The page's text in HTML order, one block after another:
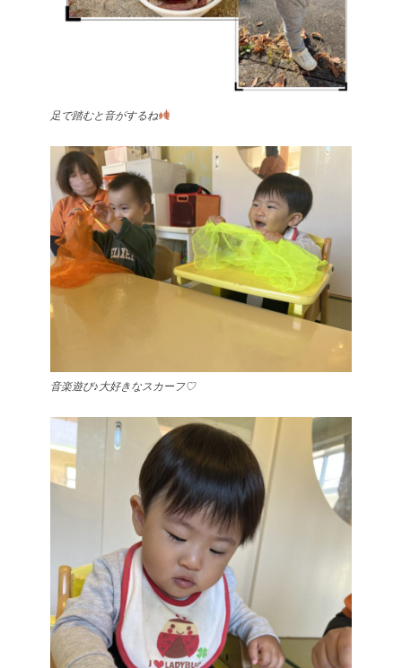
足で踏むと音がするね
音楽遊び♪大好きなスカーフ♡